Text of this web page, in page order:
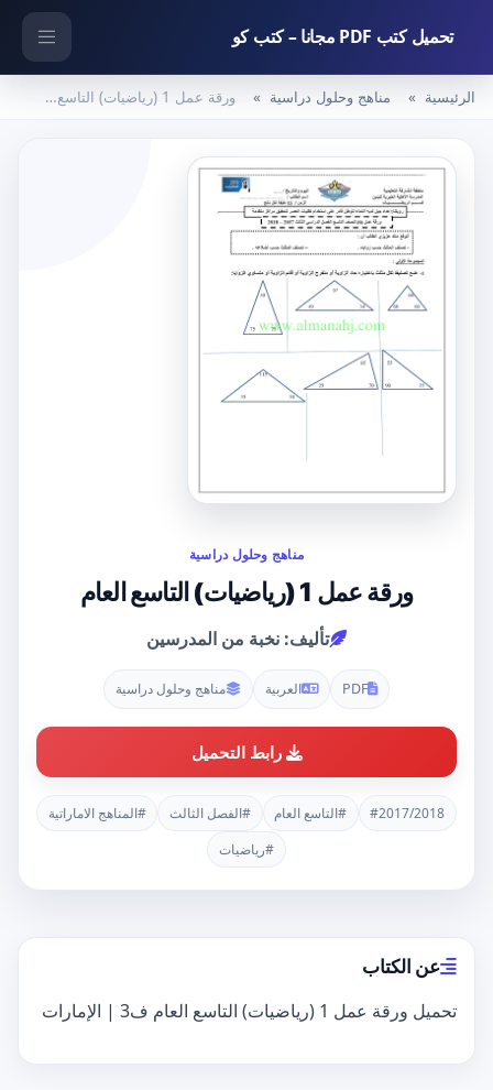
تحميل كتب PDF مجانا – كتب كو
الرئيسية مناهج وحلول دراسية ورقة عمل 1 (رياضيات) التاسع العام
مناهج وحلول دراسية
ورقة عمل 1 (رياضيات) التاسع العام
تأليف: نخبة من المدرسين
PDF العربية مناهج وحلول دراسية
رابط التحميل
#2017/2018 #التاسع العام #الفصل الثالث
#المناهج الاماراتية
#رياضيات
عن الكتاب
تحميل ورقة عمل 1 (رياضيات) التاسع العام ف3 | الإمارات